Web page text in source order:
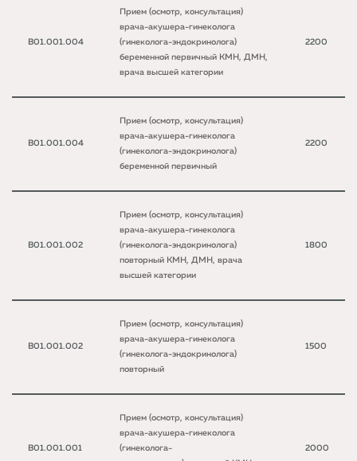
B01.001.004
Прием (осмотр, консультация)
врача-акушера-гинеколога
(гинеколога-эндокринолога)
беременной первичный КМН, ДМН,
врача высшей категории
2200
B01.001.004
Прием (осмотр, консультация)
врача-акушера-гинеколога
(гинеколога-эндокринолога)
беременной первичный
2200
B01.001.002
Прием (осмотр, консультация)
врача-акушера-гинеколога
(гинеколога-эндокринолога)
повторный КМН, ДМН, врача
высшей категории
1800
B01.001.002
Прием (осмотр, консультация)
врача-акушера-гинеколога
(гинеколога-эндокринолога)
повторный
1500
B01.001.001
Прием (осмотр, консультация)
врача-акушера-гинеколога
(гинеколога-
2000